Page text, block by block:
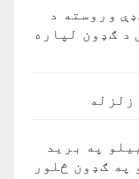
وروسته د
د ګډون لپاره
زلزله
په برید
باندې د ۱۵ کسانو په ګډون څلور